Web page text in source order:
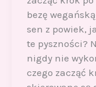
bezę
sen z powiek,
te pyszności?
nigdy nie
czego zacząć